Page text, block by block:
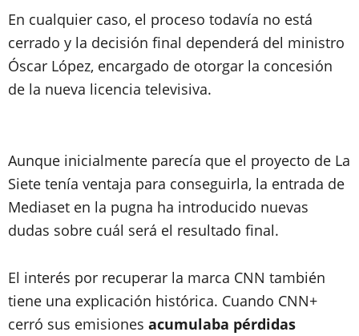
En cualquier caso, el proceso todavía no está
cerrado y la decisión final dependerá del ministro
Óscar López, encargado de otorgar la concesión
de la nueva licencia televisiva.
Aunque inicialmente parecía que el proyecto de La
Siete tenía ventaja para conseguirla, la entrada de
Mediaset en la pugna ha introducido nuevas
dudas sobre cuál será el resultado final.
El interés por recuperar la marca CNN también
tiene una explicación histórica. Cuando CNN+
cerró sus emisiones acumulaba pérdidas